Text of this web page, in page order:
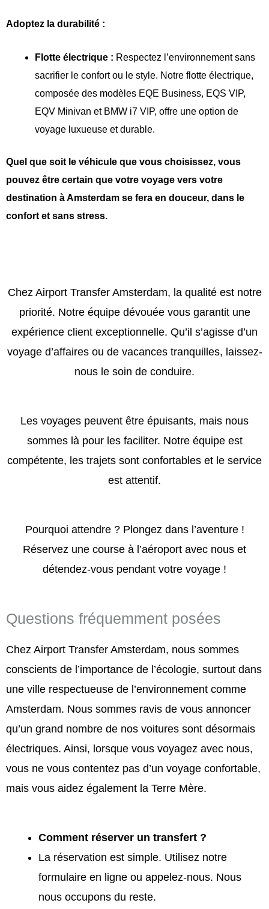
Adoptez la durabilité :
Flotte électrique : Respectez l’environnement sans
sacrifier le confort ou le style. Notre flotte électrique,
composée des modèles EQE Business, EQS VIP,
EQV Minivan et BMW i7 VIP, offre une option de
voyage luxueuse et durable.
Quel que soit le véhicule que vous choisissez, vous
pouvez être certain que votre voyage vers votre
destination à Amsterdam se fera en douceur, dans le
confort et sans stress.
Chez Airport Transfer Amsterdam, la qualité est notre
priorité. Notre équipe dévouée vous garantit une
expérience client exceptionnelle. Qu’il s’agisse d’un
voyage d’affaires ou de vacances tranquilles, laissez-
nous le soin de conduire.
Les voyages peuvent être épuisants, mais nous
sommes là pour les faciliter. Notre équipe est
compétente, les trajets sont confortables et le service
est attentif.
Pourquoi attendre ? Plongez dans l’aventure !
Réservez une course à l’aéroport avec nous et
détendez-vous pendant votre voyage !
Questions fréquemment posées
Chez Airport Transfer Amsterdam, nous sommes
conscients de l’importance de l’écologie, surtout dans
une ville respectueuse de l’environnement comme
Amsterdam. Nous sommes ravis de vous annoncer
qu’un grand nombre de nos voitures sont désormais
électriques. Ainsi, lorsque vous voyagez avec nous,
vous ne vous contentez pas d’un voyage confortable,
mais vous aidez également la Terre Mère.
Comment réserver un transfert ?
La réservation est simple. Utilisez notre
formulaire en ligne ou appelez-nous. Nous
nous occupons du reste.